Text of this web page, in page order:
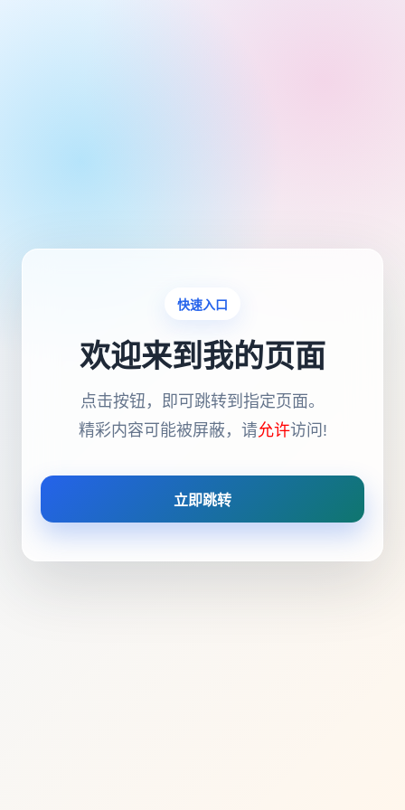
快速入口
欢迎来到我的页面
点击按钮，即可跳转到指定页面。
精彩内容可能被屏蔽，请允许访问!
立即跳转